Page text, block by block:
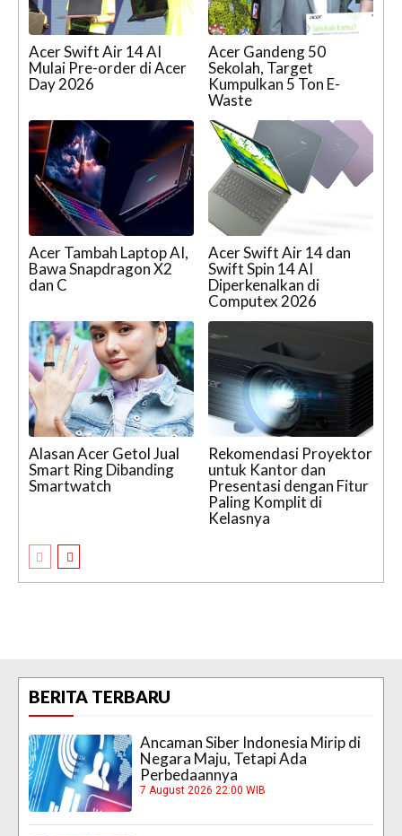
Acer Swift Air 14 AI
Mulai Pre-order di Acer
Day 2026
Acer Gandeng 50
Sekolah, Target
Kumpulkan 5 Ton E-
Waste
Acer Tambah Laptop AI,
Bawa Snapdragon X2
dan C
Acer Swift Air 14 dan
Swift Spin 14 AI
Diperkenalkan di
Computex 2026
Alasan Acer Getol Jual
Smart Ring Dibanding
Smartwatch
Rekomendasi Proyektor
untuk Kantor dan
Presentasi dengan Fitur
Paling Komplit di
Kelasnya
BERITA TERBARU
Ancaman Siber Indonesia Mirip di
Negara Maju, Tetapi Ada
Perbedaannya
7 August 2026 22:00 WIB